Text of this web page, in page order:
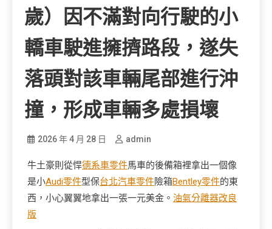
歲）因不滿對向行駛的小
轎車駛進擁擠路段，遂失
落頭對該車輛尾部進行沖
撞，形成車輛多處損壞
2026 年 4 月 28 日 admin
牛土豪則從悍德系車零件馬車的後備箱裡拿出一個像
是小Audi零件型保台北汽車零件險箱Bentley零件的東
西，小心翼翼地拿出一張一元美金。 油氣分離器改良
版